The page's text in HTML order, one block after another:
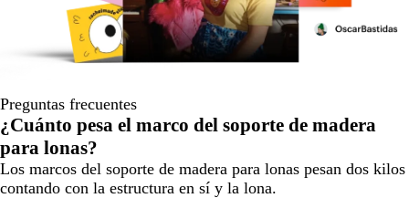
Preguntas frecuentes
¿Cuánto pesa el marco del soporte de madera
para lonas?
Los marcos del soporte de madera para lonas pesan dos kilos
contando con la estructura en sí y la lona.